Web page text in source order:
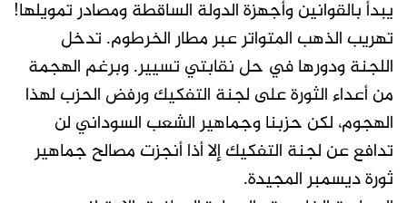
يبدأ بالقوانين وأجهزة الدولة الساقطة ومصادر تمويلها!
تهريب الذهب المتواتر عبر مطار الخرطوم. تدخل
اللجنة ودورها في حل نقابتي تسيير. وبرغم الهجمة
من أعداء الثورة على لجنة التفكيك ورفض الحزب لهذا
الهجوم، لكن حزبنا وجماهير الشعب السوداني لن
تدافع عن لجنة التفكيك إلا أذا أنجزت مصالح جماهير
ثورة ديسمبر المجيدة.